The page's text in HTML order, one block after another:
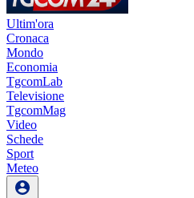
Ultim'ora
Cronaca
Mondo
Economia
TgcomLab
Televisione
TgcomMag
Video
Schede
Sport
Meteo